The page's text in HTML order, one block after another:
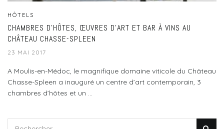
HÔTELS
CHAMBRES D’HÔTES, ŒUVRES D’ART ET BAR À VINS AU
CHÂTEAU CHASSE-SPLEEN
23 MAI 2017
A Moulis-en-Médoc, le magnifique domaine viticole du Château
Chasse-Spleen a inauguré un centre d’art contemporain, 3
chambres d’hôtes et un ...